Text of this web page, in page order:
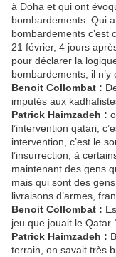
à Doha et qui ont
bombardements. Qui
bombardements c’est
21 février, 4 jours
pour déclarer la
bombardements, il n’y
Benoit Collombat :
imputés aux
Patrick Haimzadeh :
l’intervention qatari,
intervention, c’est le
l’insurrection, à
maintenant des gens
mais qui sont des
livraisons d’armes,
Benoit Collombat :
jeu que jouait le Qatar
Patrick Haimzadeh :
terrain, on savait très